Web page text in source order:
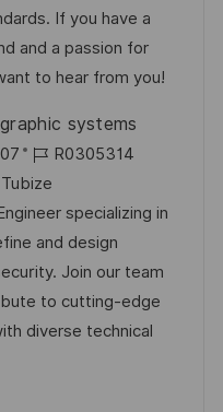
If you have a
and a passion for
to hear from you!
systems
J
o
b
d
R0305314
Tubize
specializing in
and design
Join our team
to cutting-edge
diverse technical